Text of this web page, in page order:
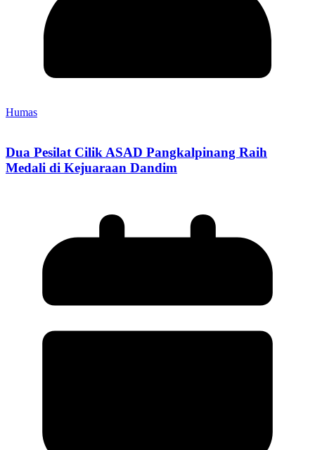
Humas
Dua Pesilat Cilik ASAD Pangkalpinang Raih
Medali di Kejuaraan Dandim